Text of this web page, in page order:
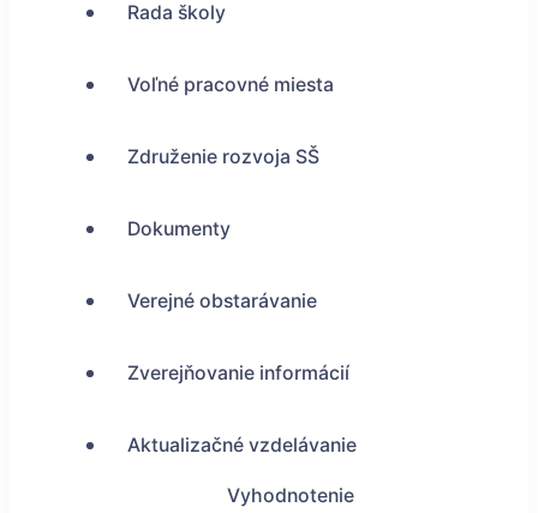
Rada školy
Voľné pracovné miesta
Združenie rozvoja SŠ
Dokumenty
Verejné obstarávanie
Zverejňovanie informácií
Aktualizačné vzdelávanie
Vyhodnotenie